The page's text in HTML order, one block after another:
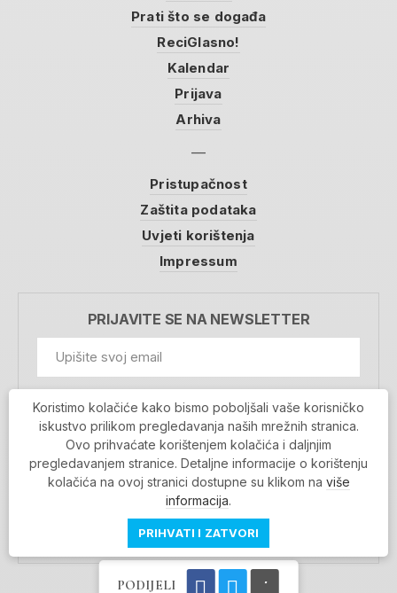
PODIJELI
Prati što se događa
ReciGlasno!
Kalendar
Prijava
Arhiva
Pristupačnost
Zaštita podataka
Uvjeti korištenja
Impressum
PRIJAVITE SE NA NEWSLETTER
Prihvaćam da se moji podaci spremaju u bazu
podataka i koriste u svrhu slanja MojaRijeka
newslettera
MOJARIJEKA NEWSLETTER
PRIJAVI SE
Koristimo kolačiće kako bismo poboljšali vaše korisničko
iskustvo prilikom pregledavanja naših mrežnih stranica.
Ovo prihvaćate korištenjem kolačića i daljnjim
pregledavanjem stranice. Detaljne informacije o korištenju
kolačića na ovoj stranici dostupne su klikom na više
informacija.
PRIHVATI I ZATVORI